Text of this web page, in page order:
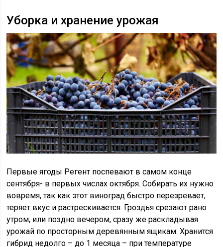
Уборка и хранение урожая
Первые ягоды Регент поспевают в самом конце
сентября- в первых числах октября. Собирать их нужно
вовремя, так как этот виноград быстро перезревает,
теряет вкус и растрескивается. Гроздья срезают рано
утром, или поздно вечером, сразу же раскладывая
урожай по просторным деревянным ящикам. Хранится
гибрид недолго – до 1 месяца – при температуре